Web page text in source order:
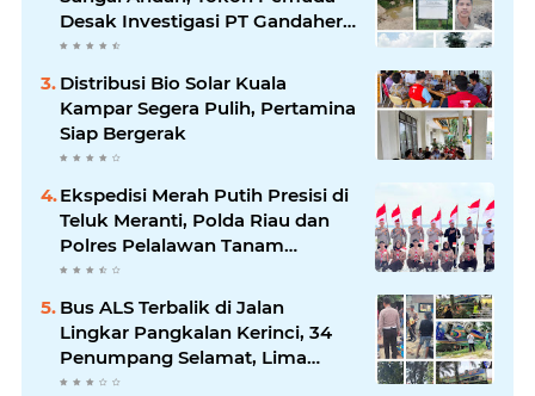
Desak Investigasi PT Gandahera
Hendana
Distribusi Bio Solar Kuala
Kampar Segera Pulih, Pertamina
Siap Bergerak
Ekspedisi Merah Putih Presisi di
Teluk Meranti, Polda Riau dan
Polres Pelalawan Tanam
Mangrove Demi Negeri
Bus ALS Terbalik di Jalan
Lingkar Pangkalan Kerinci, 34
Penumpang Selamat, Lima
Alami Luka Ringan